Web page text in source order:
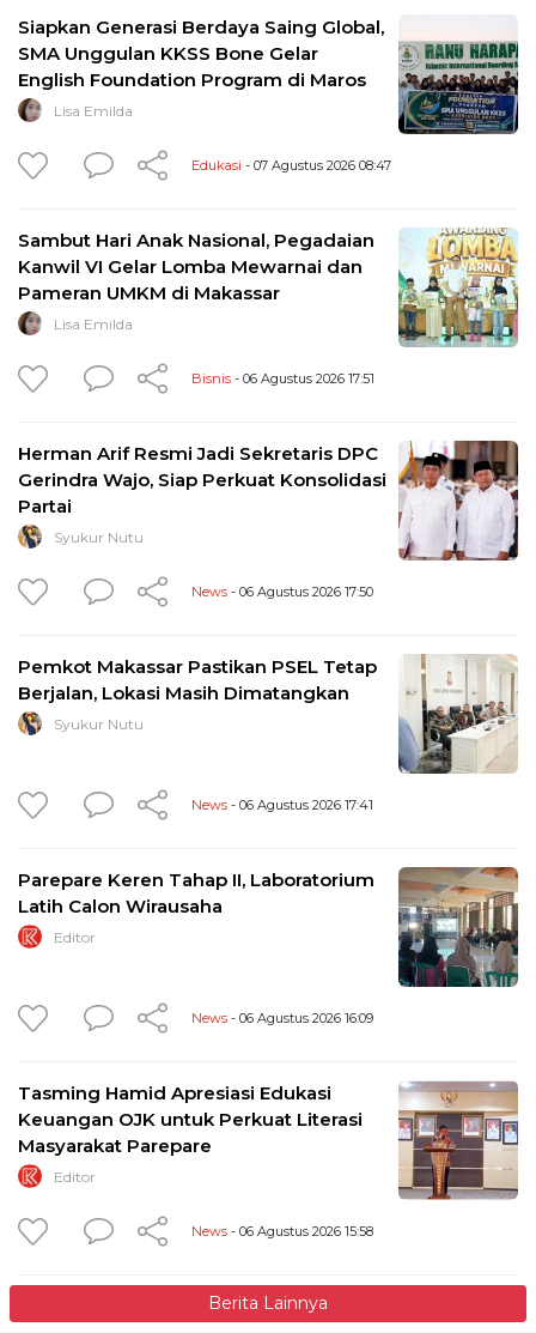
Siapkan Generasi Berdaya Saing Global,
SMA Unggulan KKSS Bone Gelar
English Foundation Program di Maros
Lisa Emilda
Edukasi - 07 Agustus 2026 08:47
Sambut Hari Anak Nasional, Pegadaian
Kanwil VI Gelar Lomba Mewarnai dan
Pameran UMKM di Makassar
Lisa Emilda
Bisnis - 06 Agustus 2026 17:51
Herman Arif Resmi Jadi Sekretaris DPC
Gerindra Wajo, Siap Perkuat Konsolidasi
Partai
Syukur Nutu
News - 06 Agustus 2026 17:50
Pemkot Makassar Pastikan PSEL Tetap
Berjalan, Lokasi Masih Dimatangkan
Syukur Nutu
News - 06 Agustus 2026 17:41
Parepare Keren Tahap II, Laboratorium
Latih Calon Wirausaha
Editor
News - 06 Agustus 2026 16:09
Tasming Hamid Apresiasi Edukasi
Keuangan OJK untuk Perkuat Literasi
Masyarakat Parepare
Editor
News - 06 Agustus 2026 15:58
Berita Lainnya